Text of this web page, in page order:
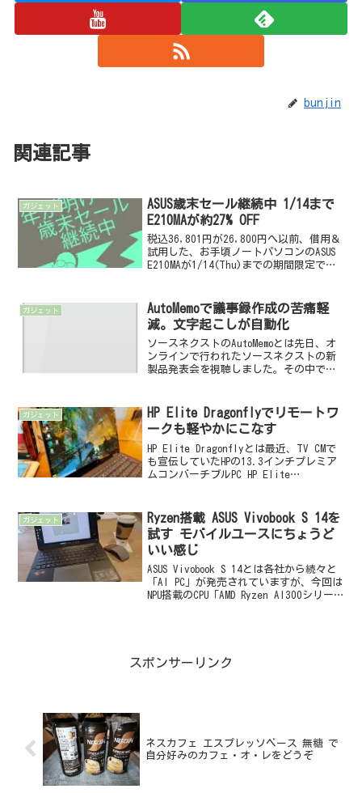
bunjin
関連記事
ガジェット
ASUS歳末セール継続中 1/14まで
E210MAが約27% OFF
税込36,801円が26,800円へ以前、借用＆
試用した、お手頃ノートパソコンのASUS
E210MAが1/14(Thu)までの期間限定で、
長バッテリー駆動時間が...
ガジェット
AutoMemoで議事録作成の苦痛軽
減。文字起こしが自動化
ソースネクストのAutoMemoとは先日、オ
ンラインで行われたソースネクストの新
製品発表会を視聴しました。その中で面
話し合い、打ち合わせで起こるトラブル
の最たる...
ガジェット
HP Elite Dragonflyでリモートワ
ークも軽やかにこなす
HP Elite Dragonflyとは最近、TV CMで
も宣伝していたHPの13.3インチプレミア
ムコンバーチブルPC HP Elite
レポートします。主...
ガジェット
Ryzen搭載 ASUS Vivobook S 14を
試す モバイルユースにちょうど
いい感じ
ASUS Vivobook S 14とは各社から続々と
「AI PC」が発売されていますが、今回は
NPU搭載のCPU「AMD Ryzen AI300シリー
スポンサーリンク
ネスカフェ エスプレッソベース 無糖 で
自分好みのカフェ・オ・レをどうぞ